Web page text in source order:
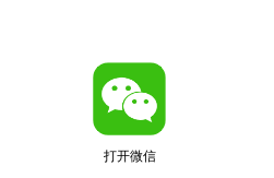
打开微信